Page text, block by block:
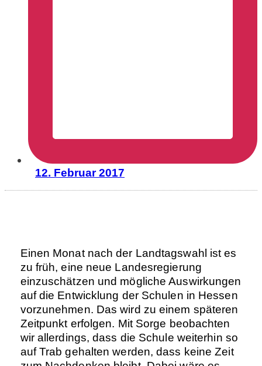
12. Februar 2017
Einen Monat nach der Landtagswahl ist es
zu früh, eine neue Landesregierung
einzuschätzen und mögliche Auswirkungen
auf die Entwicklung der Schulen in Hessen
vorzunehmen. Das wird zu einem späteren
Zeitpunkt erfolgen. Mit Sorge beobachten
wir allerdings, dass die Schule weiterhin so
auf Trab gehalten werden, dass keine Zeit